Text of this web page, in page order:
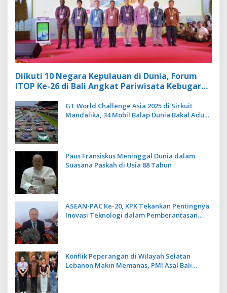
Diikuti 10 Negara Kepulauan di Dunia, Forum
ITOP Ke-26 di Bali Angkat Pariwisata Kebugaran
GT World Challenge Asia 2025 di Sirkuit
Mandalika, 34 Mobil Balap Dunia Bakal Adu
Paus Fransiskus Meninggal Dunia dalam
Suasana Paskah di Usia 88 Tahun
ASEAN-PAC Ke-20, KPK Tekankan Pentingnya
Inovasi Teknologi dalam Pemberantasan
Konflik Peperangan di Wilayah Selatan
Lebanon Makin Memanas, PMI Asal Bali